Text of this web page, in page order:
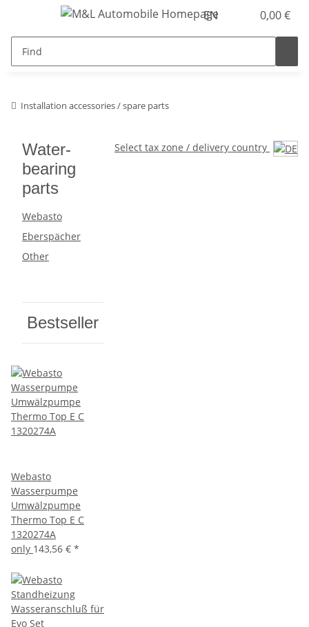
EN 0,00 €
Installation accessories / spare parts
Select tax zone / delivery country
Water-
bearing
parts
Webasto
Eberspächer
Other
Bestseller
Webasto
Wasserpumpe
Umwälzpumpe
Thermo Top E C
1320274A
only 143,56 € *